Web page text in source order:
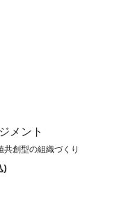
メント
創型の組織づくり
)